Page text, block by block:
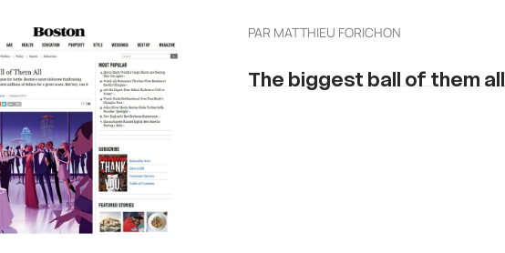
PAR MATTHIEU FORICHON
The biggest ball of them all